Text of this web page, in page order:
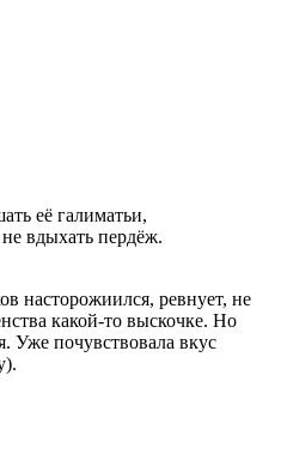
её галиматьи,
вдыхать пердёж.
насторожиился, ревнует, не
какой-то выскочке. Но
Уже почувствовала вкус